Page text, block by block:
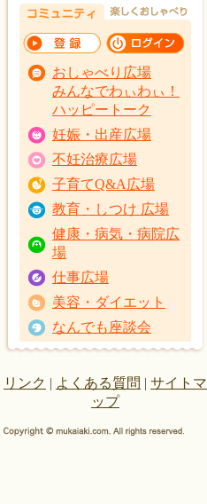
おしゃべり広場
みんなでわぃわぃ！
ハッピートーク
妊娠・出産広場
不妊治療広場
子育てQ&A広場
教育・しつけ 広場
健康・病気・病院広
場
仕事広場
美容・ダイエット
なんでも座談会
リンク | よくある質問 | サイトマ
ップ